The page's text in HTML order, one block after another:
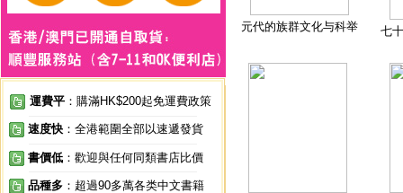
運費平 ：購滿HK$200起免運費政策
速度快 ：全港範圍全部以速遞發貨
書價低 ：歡迎與任何同類書店比價
品種多 ：超過90多萬各类中文書籍
元代的族群文化与科举 七